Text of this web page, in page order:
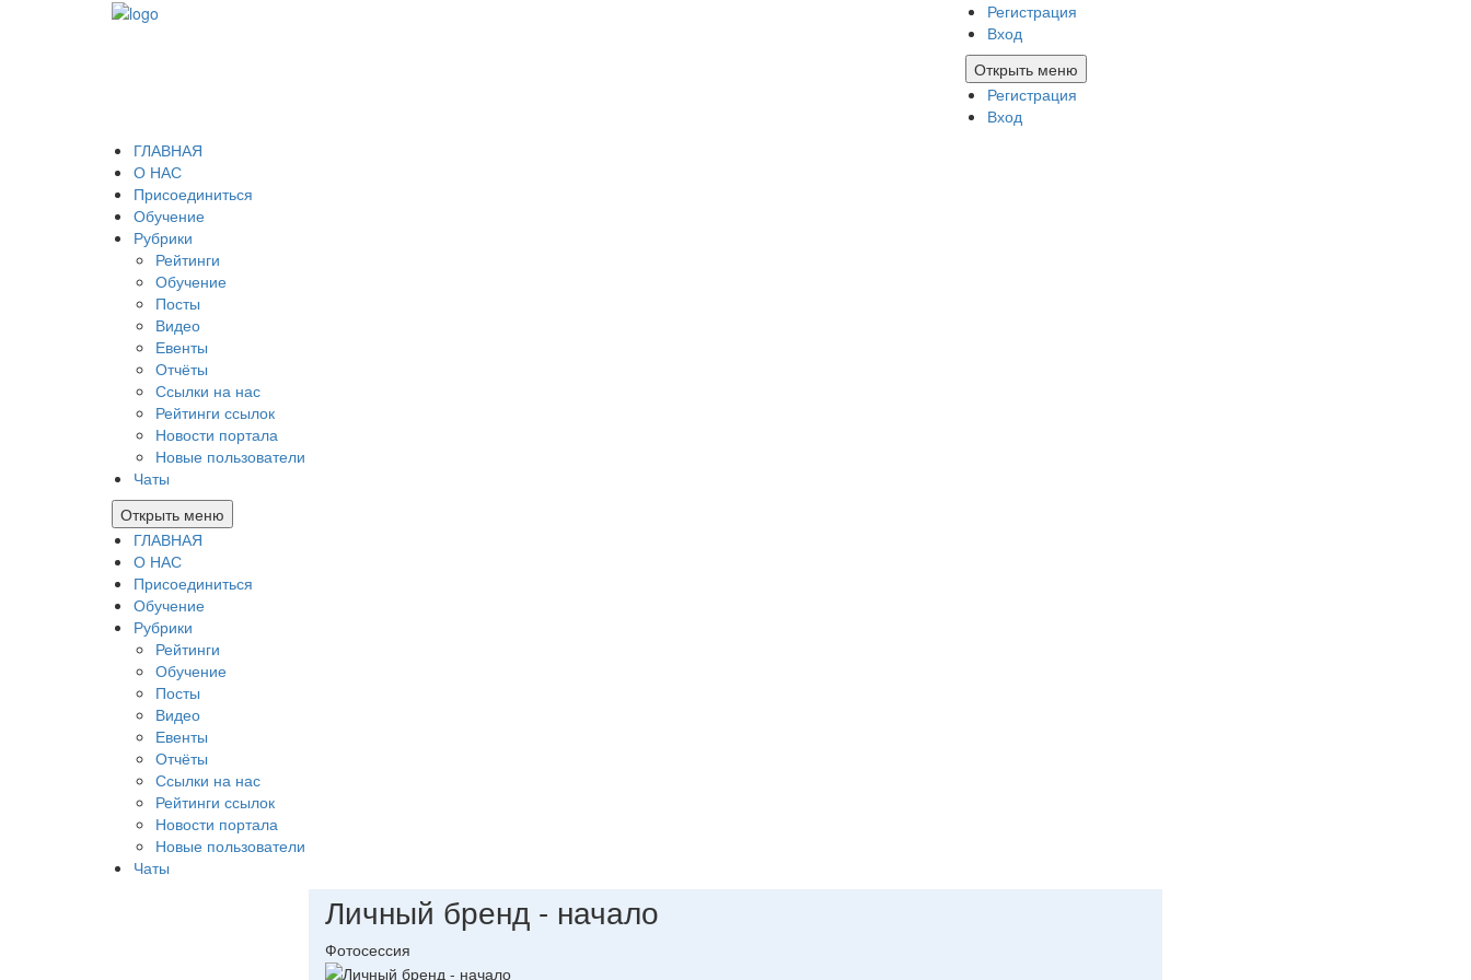
Регистрация
Вход
Открыть меню
Регистрация
Вход
ГЛАВНАЯ
О НАС
Присоединиться
Обучение
Рубрики
Рейтинги
Обучение
Посты
Видео
Евенты
Отчёты
Ссылки на нас
Рейтинги ссылок
Новости портала
Новые пользователи
Чаты
Открыть меню
ГЛАВНАЯ
О НАС
Присоединиться
Обучение
Рубрики
Рейтинги
Обучение
Посты
Видео
Евенты
Отчёты
Ссылки на нас
Рейтинги ссылок
Новости портала
Новые пользователи
Чаты
Личный бренд - начало
Фотосессия